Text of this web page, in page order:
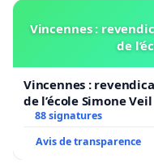
Vincennes :
de
Vincennes :
de l’école Simone Veil
88 signatures
Avis de transparence